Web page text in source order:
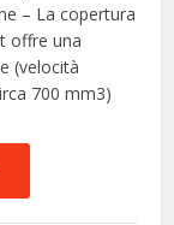
– La copertura
offre una
(velocità
700 mm3)